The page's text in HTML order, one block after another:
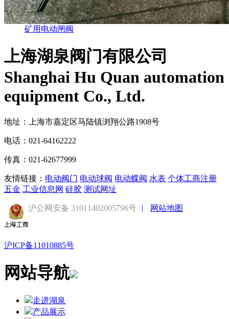
矿用电动闸阀
上海湖泉阀门有限公司
Shanghai Hu Quan automation
equipment Co., Ltd.
地址：上海市嘉定区马陆镇浏翔公路1908号
电话：021-64162222
传真：021-62677999
友情链接： 电动阀门 电动球阀 电动蝶阀 水表 个体工商注册
五金 工业信息网 硅胶 测试网址
沪公网安备 31011402005796号 | 网站地图
沪ICP备11010885号
网站导航
走进湖泉
产品展示